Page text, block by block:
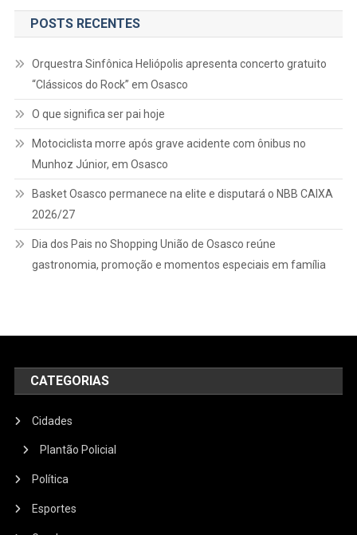
POSTS RECENTES
Orquestra Sinfônica Heliópolis apresenta concerto gratuito
“Clássicos do Rock” em Osasco
O que significa ser pai hoje
Motociclista morre após grave acidente com ônibus no
Munhoz Júnior, em Osasco
Basket Osasco permanece na elite e disputará o NBB CAIXA
2026/27
Dia dos Pais no Shopping União de Osasco reúne
gastronomia, promoção e momentos especiais em família
CATEGORIAS
Cidades
Plantão Policial
Política
Esportes